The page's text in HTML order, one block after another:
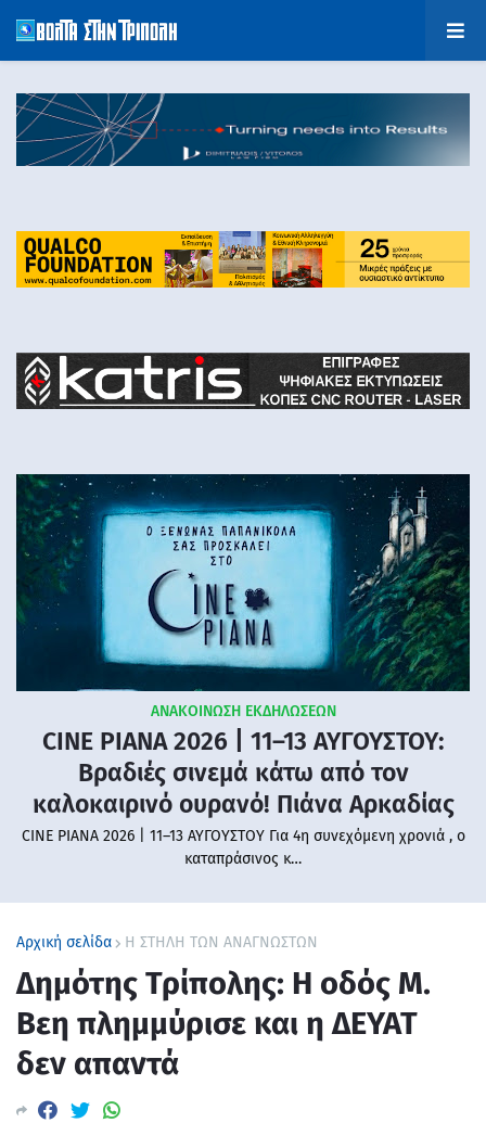
ΑΝΑΚΟΙΝΩΣΗ ΕΚΔΗΛΩΣΕΩΝ
CINE PIANA 2026 | 11–13 ΑΥΓΟΥΣΤΟΥ:
Βραδιές σινεμά κάτω από τον
καλοκαιρινό ουρανό! Πιάνα Αρκαδίας
CINE PIANA 2026 | 11–13 ΑΥΓΟΥΣΤΟΥ Για 4η συνεχόμενη χρονιά , ο
καταπράσινος κ…
Αρχική σελίδα Η ΣΤΗΛΗ ΤΩΝ ΑΝΑΓΝΩΣΤΩΝ
Δημότης Τρίπολης: Η οδός Μ.
Βεη πλημμύρισε και η ΔΕΥΑΤ
δεν απαντά